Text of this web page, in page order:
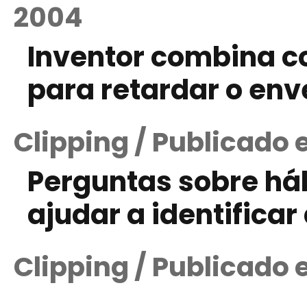
2004
Inventor combina
para retardar o
Clipping / Publicado
Perguntas sobre
ajudar a identificar
Clipping / Publicado